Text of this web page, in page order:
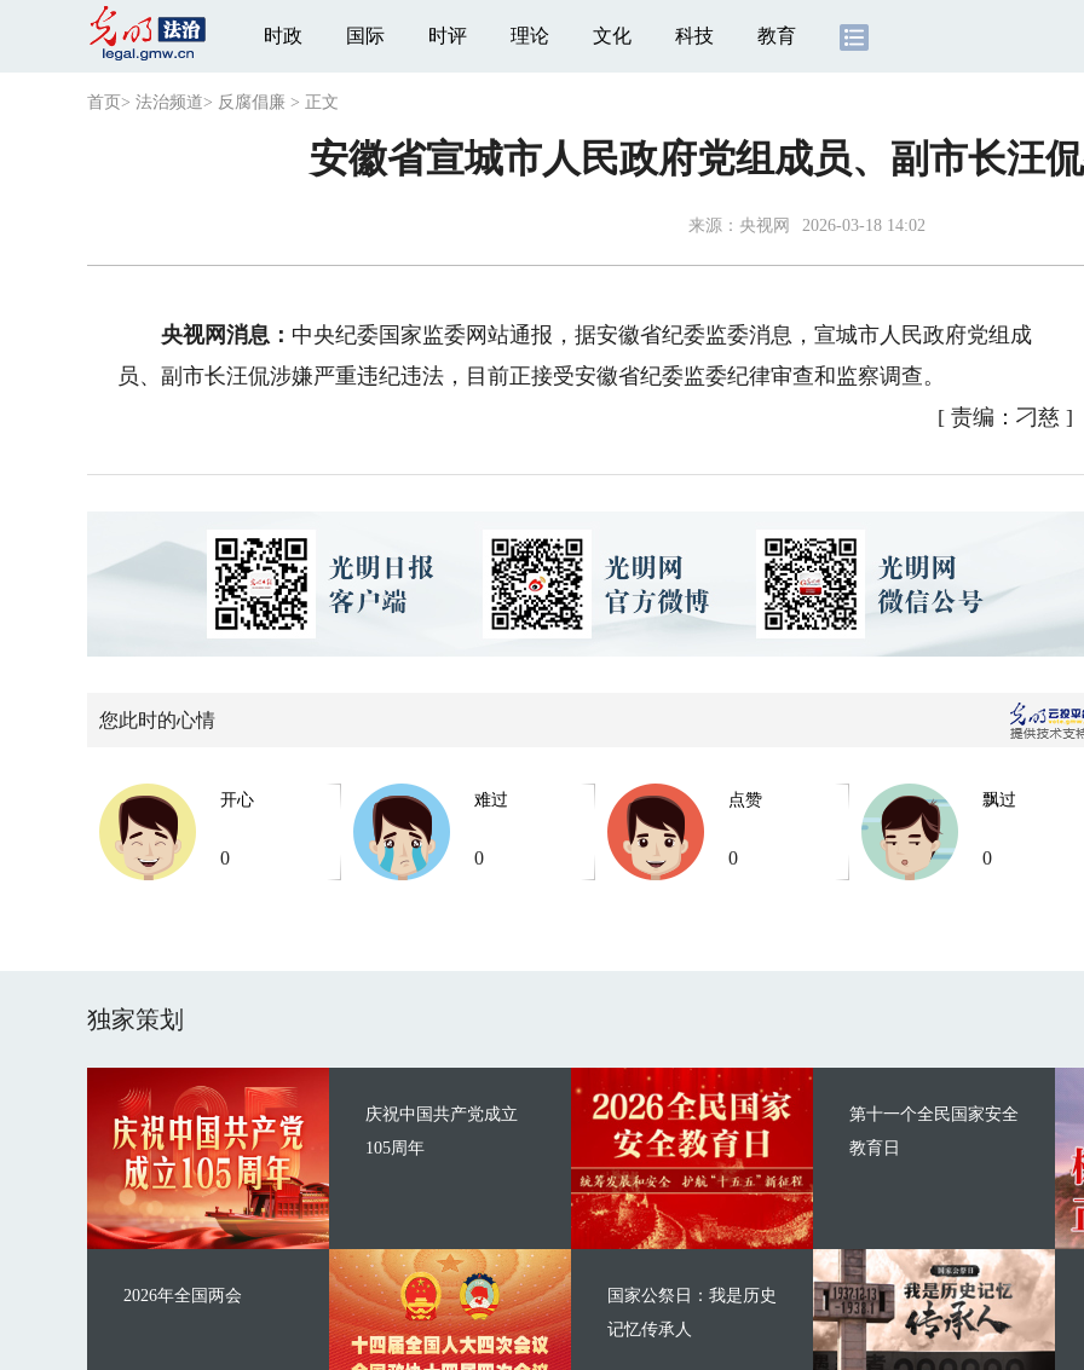
时政 国际 时评 理论 文化 科技 教育
首页 > 法治频道> 反腐倡廉 > 正文
安徽省宣城市人民政府党组成员、副市长汪
来源： 央视网 2026-03-18 14:02
央视网消息： 中央纪委国家监委网站通报，据安徽省纪委监委消息，宣城市人民政府党组成
员、副市长汪侃涉嫌严重违纪违法，目前正接受安徽省纪委监委纪律审查和监察调查。
[ 责编：刁慈 ]
您此时的心情
开心
0
难过
0
点赞
0
飘过
0
独家策划
庆祝中国共产党成立
105周年
2026年全国两会
第十一个全民国家安全
教育日
国家公祭日：我是历史
记忆传承人